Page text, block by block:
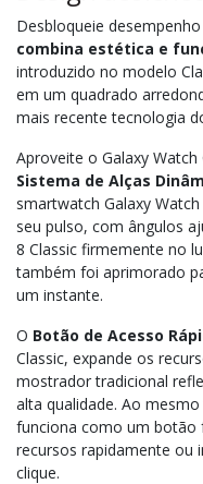
Desbloqueie
combina estética e
introduzido no modelo
em um quadrado
mais recente tecnologia
Aproveite o Galaxy
Sistema de Alças
smartwatch Galaxy
seu pulso, com ângulos
8 Classic firmemente no
também foi aprimorado
um instante.
O Botão de Acesso
Classic, expande os
mostrador tradicional
alta qualidade. Ao
funciona como um botão
recursos rapidamente ou
clique.